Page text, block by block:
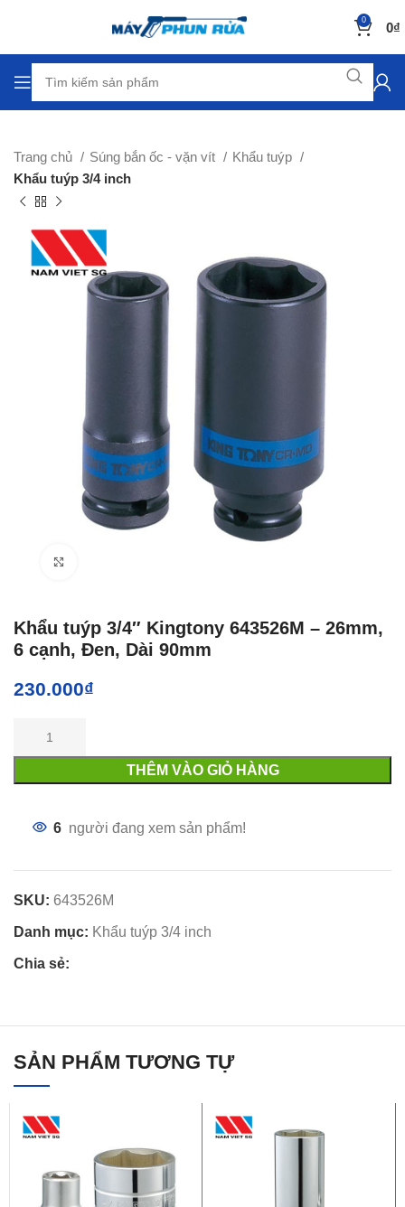
0 0₫
Trang chủ Súng bắn ốc - vặn vít
Khẩu tuýp
Khẩu tuýp 3/4 inch
Khẩu tuýp 3/4″ Kingtony 643526M – 26mm,
6 cạnh, Đen, Dài 90mm
230.000₫
THÊM VÀO GIỎ HÀNG
6 người đang xem sản phẩm!
SKU: 643526M
Danh mục: Khẩu tuýp 3/4 inch
Chia sẻ:
SẢN PHẨM TƯƠNG TỰ